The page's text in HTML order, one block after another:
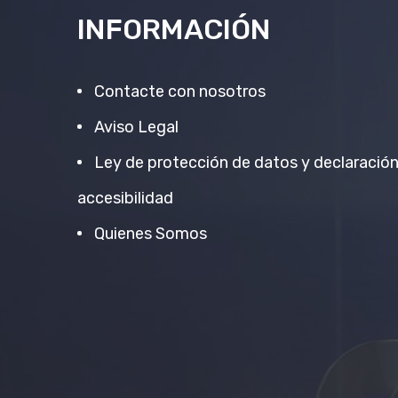
INFORMACIÓN
Contacte con nosotros
Aviso Legal
Ley de protección de datos y
accesibilidad
Quienes Somos